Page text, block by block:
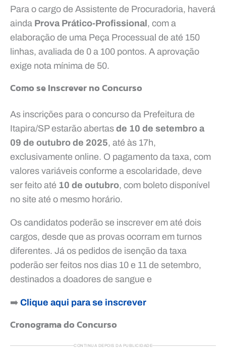
Para o cargo de Assistente de Procuradoria, haverá
ainda Prova Prático-Profissional, com a
elaboração de uma Peça Processual de até 150
linhas, avaliada de 0 a 100 pontos. A aprovação
exige nota mínima de 50.
Como se Inscrever no Concurso
As inscrições para o concurso da Prefeitura de
Itapira/SP estarão abertas de 10 de setembro a
09 de outubro de 2025, até às 17h,
exclusivamente online. O pagamento da taxa, com
valores variáveis conforme a escolaridade, deve
ser feito até 10 de outubro, com boleto disponível
no site até o mesmo horário.
Os candidatos poderão se inscrever em até dois
cargos, desde que as provas ocorram em turnos
diferentes. Já os pedidos de isenção da taxa
poderão ser feitos nos dias 10 e 11 de setembro,
destinados a doadores de sangue e
➡️ Clique aqui para se inscrever
Cronograma do Concurso
CONTINUA DEPOIS DA PUBLICIDADE